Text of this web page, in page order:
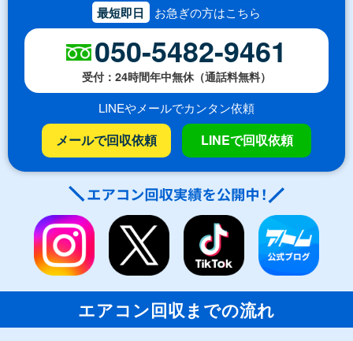
最短即日 お急ぎの方はこちら
050-5482-9461
受付：24時間年中無休（通話料無料）
LINEやメールでカンタン依頼
メールで回収依頼 LINEで回収依頼
エアコン回収までの流れ